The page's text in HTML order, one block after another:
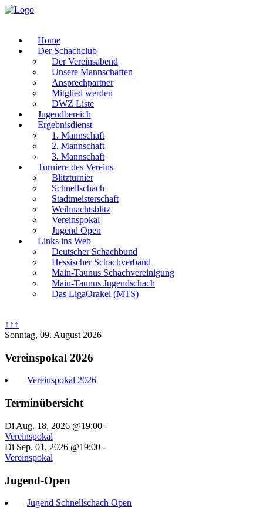
Home
Der Schachclub
Der Vereinsabend
Unsere Mannschaften
Ansprechpartner
Mitglied werden
DWZ Liste
Jugendbereich
Ergebnisdienst
1. Mannschaft
2. Mannschaft
3. Mannschaft
Turniere des Vereins
Blitzturnier
Schnellschach
Stadtmeisterschaft
Weihnachtsblitz
Vereinspokal
Jugend Open
Links ins Web
Deutscher Schachbund
Hessischer Schachverband
Main-Taunus Schachvereinigung
Main-Taunus Jugendschach
Das LigaOrakel (MTS)
↑↑↑
Sonntag, 09. August 2026
Vereinspokal 2026
Vereinspokal 2026
Terminübersicht
Di Aug. 18, 2026 @19:00 -
Vereinspokal
Di Sep. 01, 2026 @19:00 -
Vereinspokal
Jugend-Open
Jugend Schnellschach Open